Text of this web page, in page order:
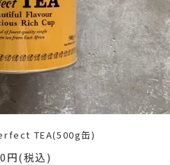
TEA(500g缶)
円(税込)